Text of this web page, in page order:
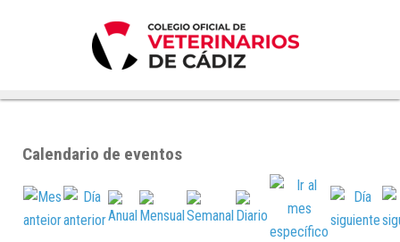
Calendario de eventos